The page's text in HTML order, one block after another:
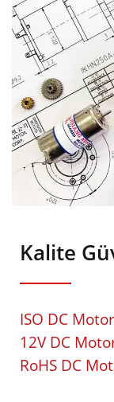
Kalite
ISO DC
12V DC
RoHS DC